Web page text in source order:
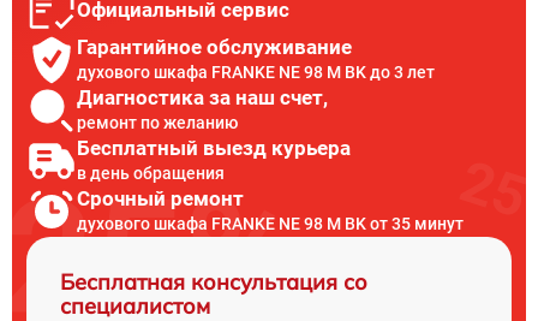
Официальный сервис
Гарантийное обслуживание
духового шкафа FRANKE NE 98 M BK до 3 лет
Диагностика за наш счет,
ремонт по желанию
Бесплатный выезд курьера
в день обращения
Срочный ремонт
духового шкафа FRANKE NE 98 M BK от 35 минут
Бесплатная консультация со
специалистом